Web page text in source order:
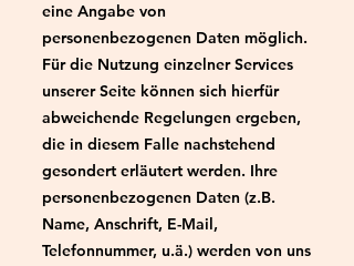
eine Angabe von
personenbezogenen Daten möglich.
Für die Nutzung einzelner Services
unserer Seite können sich hierfür
abweichende Regelungen ergeben,
die in diesem Falle nachstehend
gesondert erläutert werden. Ihre
personenbezogenen Daten (z.B.
Name, Anschrift, E-Mail,
Telefonnummer, u.ä.) werden von uns